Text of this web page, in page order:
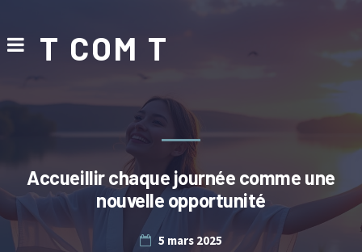
T COM T
Accueillir chaque journée comme une
nouvelle opportunité
5 mars 2025